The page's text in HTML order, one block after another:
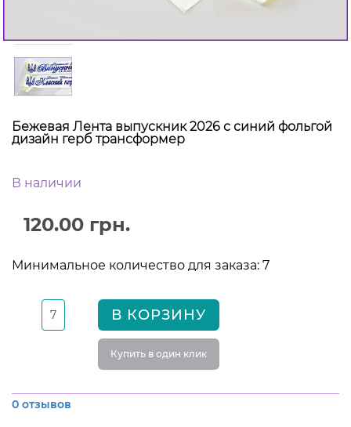
Бежевая Лента выпускник 2026 с синий фольгой
дизайн герб трансформер
В наличии
120.00 грн.
Минимальное количество для заказа: 7
В КОРЗИНУ
Купить в один клик
0 отзывов